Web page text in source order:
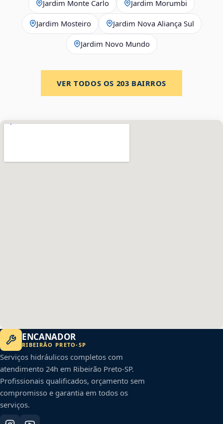
Jardim Monte Carlo Jardim Morumbi
Jardim Mosteiro Jardim Nova Aliança Sul
Jardim Novo Mundo
VER TODOS OS 203 BAIRROS
ENCANADOR
RIBEIRÃO PRETO-SP
Serviços hidráulicos completos com
atendimento 24h em Ribeirão Preto-SP.
Profissionais qualificados, orçamento sem
compromisso e garantia em todos os
serviços.